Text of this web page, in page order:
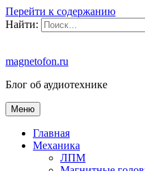
Перейти к содержанию
Найти:
magnetofon.ru
Блог об аудиотехнике
Меню
Главная
Механика
ЛПМ